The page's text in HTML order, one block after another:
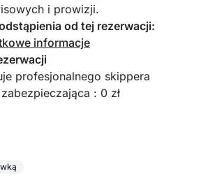
i prowizji.
od tej rezerwacji:
informacje
profesjonalnego skippera
: 0 zł